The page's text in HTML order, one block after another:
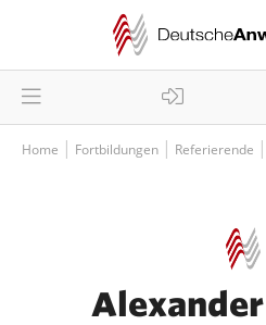
Home Fortbildungen Referierende